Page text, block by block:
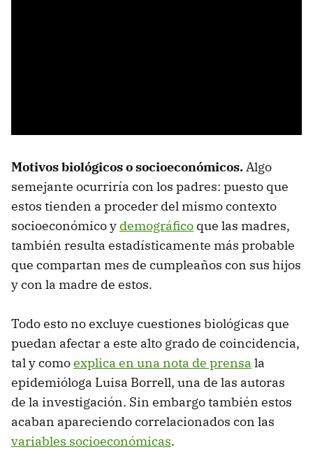
Motivos biológicos o socioeconómicos.Algo
semejante ocurriría con los padres: puesto que
estos tienden a proceder del mismo contexto
socioeconómico y demográfico que las madres,
también resulta estadísticamente más probable
que compartan mes de cumpleaños con sus hijos
y con la madre de estos.
Todo esto no excluye cuestiones biológicas que
puedan afectar a este alto grado de coincidencia,
tal y comoexplica en una nota de prensa la
epidemióloga Luisa Borrell, una de las autoras
de la investigación. Sin embargo también estos
acaban apareciendo correlacionados con las
variables socioeconómicas.